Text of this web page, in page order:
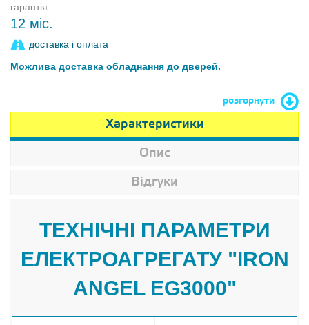
гарантія
12 міс.
доставка і оплата
Можлива доставка обладнання до дверей.
розгорнути
Характеристики
Опис
Відгуки
ТЕХНІЧНІ ПАРАМЕТРИ
ЕЛЕКТРОАГРЕГАТУ "IRON
ANGEL EG3000"